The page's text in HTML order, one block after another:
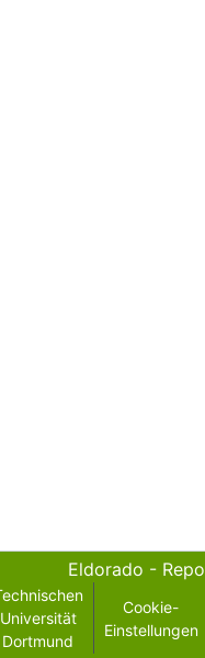
Eldorado -
Universität
Dortmund
Cookie-
Einstellungen